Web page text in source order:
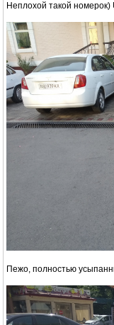
Неплохой такой номерок)
Пежо, полностью